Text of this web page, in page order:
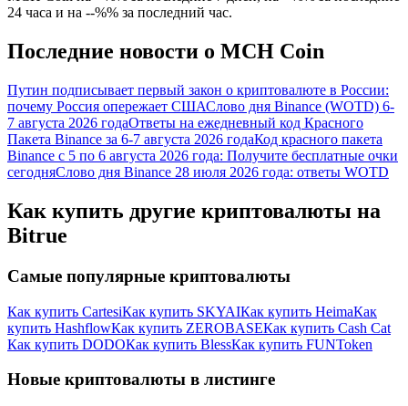
Скачать
Русский
24 часа и на --%% за последний час.
Последние новости о MCH Coin
Путин подписывает первый закон о криптовалюте в России:
почему Россия опережает СШАСлово дня Binance (WOTD) 6-
7 августа 2026 годаОтветы на ежедневный код Красного
Пакета Binance за 6-7 августа 2026 годаКод красного пакета
Binance с 5 по 6 августа 2026 года: Получите бесплатные очки
сегодняСлово дня Binance 28 июля 2026 года: ответы WOTD
Как купить другие криптовалюты на
Bitrue
Самые популярные криптовалюты
Как купить CartesiКак купить SKYAIКак купить HeimaКак
купить HashflowКак купить ZEROBASEКак купить Cash Cat
Как купить DODOКак купить BlessКак купить FUNToken
Новые криптовалюты в листинге